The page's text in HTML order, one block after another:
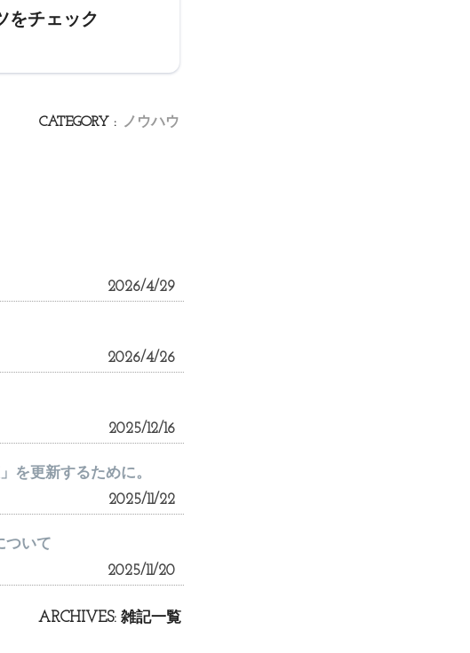
をチェック
CATEGORY : ノウハウ
2026/4/29
2026/4/26
2025/12/16
を更新するために。
2025/11/22
ついて
2025/11/20
ARCHIVES: 雑記一覧